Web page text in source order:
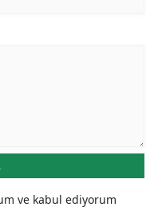
ve kabul ediyorum